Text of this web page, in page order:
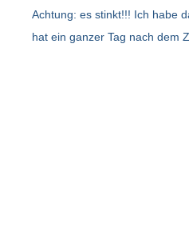
Achtung: es stinkt!!! Ich habe
hat ein ganzer Tag nach dem